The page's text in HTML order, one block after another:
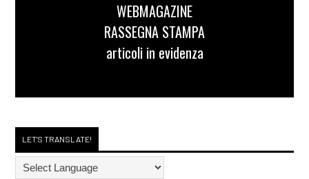
WEBMAGAZINE
RASSEGNA STAMPA
articoli in evidenza
LET'S TRANSLATE!